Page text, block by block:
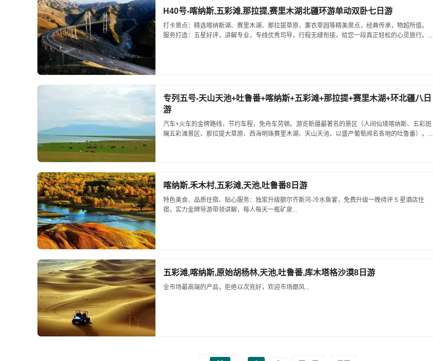
H40号-喀纳斯,五彩滩,那拉提,赛里木湖北疆环游单动双卧七日游
打卡景点：精选喀纳斯湖、赛里木湖、那拉提草原、薰衣草园等精美景点，经典传承，物超所值。
服务打造：五星好评，讲解专业，专线优秀司导，行程无缝衔接，给您一段真正轻松的心灵旅行。...
专列五号-天山天池+吐鲁番+喀纳斯+五彩滩+那拉提+赛里木湖+环北疆八日
游
汽车+火车的金牌路线，节约车程，免舟车劳顿。游览新疆最著名的景区（人间仙境喀纳斯、五彩斑
斓五彩滩景区、那拉提大草原、西海明珠赛里木湖、天山天池、以盛产葡萄闻名各地的吐鲁番）。...
喀纳斯,禾木村,五彩滩,天池,吐鲁番8日游
特色美食、品质住宿、贴心服务：独家升级额尔齐斯河-冷水鱼宴，免费升级一晚待评 5 星酒店住
宿，实力金牌导游带领讲解，每人每天一瓶矿泉...
五彩滩,喀纳斯,原始胡杨林,天池,吐鲁番,库木塔格沙漠8日游
全市场最高端的产品，拒绝以次充好，欢迎市场跟风...